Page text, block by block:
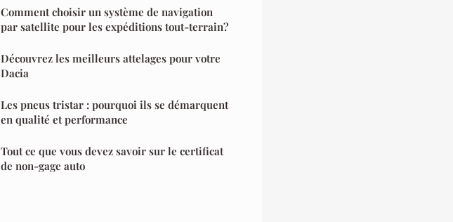
Comment choisir un système de navigation
par satellite pour les expéditions tout-terrain?
Découvrez les meilleurs attelages pour votre
Dacia
Les pneus tristar : pourquoi ils se démarquent
en qualité et performance
Tout ce que vous devez savoir sur le certificat
de non-gage auto